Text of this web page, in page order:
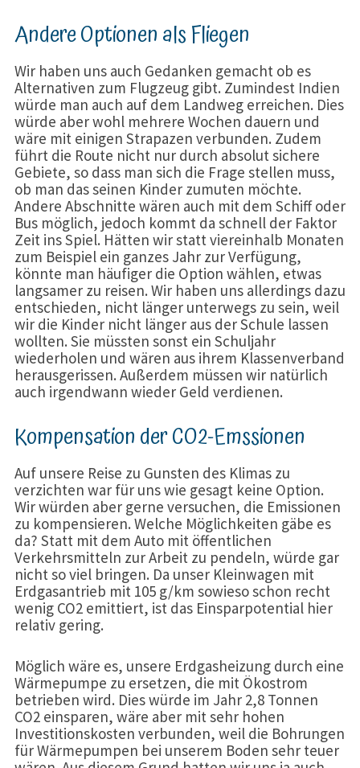
Andere Optionen als Fliegen
Wir haben uns auch Gedanken gemacht ob es
Alternativen zum Flugzeug gibt. Zumindest Indien
würde man auch auf dem Landweg erreichen. Dies
würde aber wohl mehrere Wochen dauern und
wäre mit einigen Strapazen verbunden. Zudem
führt die Route nicht nur durch absolut sichere
Gebiete, so dass man sich die Frage stellen muss,
ob man das seinen Kinder zumuten möchte.
Andere Abschnitte wären auch mit dem Schiff oder
Bus möglich, jedoch kommt da schnell der Faktor
Zeit ins Spiel. Hätten wir statt viereinhalb Monaten
zum Beispiel ein ganzes Jahr zur Verfügung,
könnte man häufiger die Option wählen, etwas
langsamer zu reisen. Wir haben uns allerdings dazu
entschieden, nicht länger unterwegs zu sein, weil
wir die Kinder nicht länger aus der Schule lassen
wollten. Sie müssten sonst ein Schuljahr
wiederholen und wären aus ihrem Klassenverband
herausgerissen. Außerdem müssen wir natürlich
auch irgendwann wieder Geld verdienen.
Kompensation der CO2-Emssionen
Auf unsere Reise zu Gunsten des Klimas zu
verzichten war für uns wie gesagt keine Option.
Wir würden aber gerne versuchen, die Emissionen
zu kompensieren. Welche Möglichkeiten gäbe es
da? Statt mit dem Auto mit öffentlichen
Verkehrsmitteln zur Arbeit zu pendeln, würde gar
nicht so viel bringen. Da unser Kleinwagen mit
Erdgasantrieb mit 105 g/km sowieso schon recht
wenig CO2 emittiert, ist das Einsparpotential hier
relativ gering.
Möglich wäre es, unsere Erdgasheizung durch eine
Wärmepumpe zu ersetzen, die mit Ökostrom
betrieben wird. Dies würde im Jahr 2,8 Tonnen
CO2 einsparen, wäre aber mit sehr hohen
Investitionskosten verbunden, weil die Bohrungen
für Wärmepumpen bei unserem Boden sehr teuer